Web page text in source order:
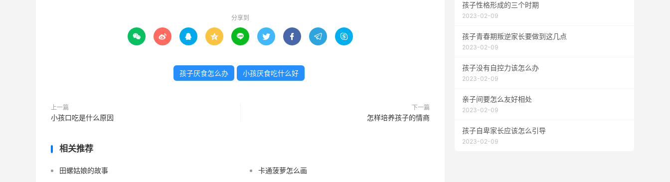
分享到
        
孩子厌食怎么办 小孩厌食吃什么好
上一篇
小孩口吃是什么原因
下一篇
怎样培养孩子的情商
相关推荐
田螺姑娘的故事 卡通菠萝怎么画
孩子性格形成的三个时期
2023-02-09
孩子青春期叛逆家长要做到这几点
2023-02-09
孩子没有自控力该怎么办
2023-02-09
亲子间要怎么友好相处
2023-02-09
孩子自卑家长应该怎么引导
2023-02-09